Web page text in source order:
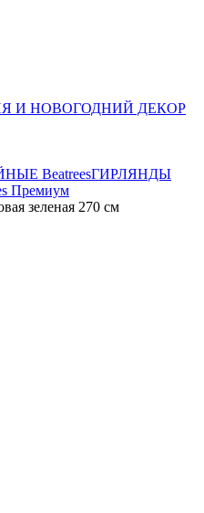
И НОВОГОДНИЙ ДЕКОР
BeatreesГИРЛЯНДЫ
Премиум
зеленая 270 см